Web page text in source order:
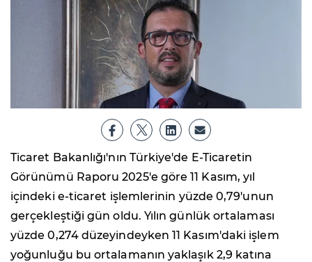
Ticaret Bakanlığı'nın Türkiye'de E-Ticaretin
Görünümü Raporu 2025'e göre 11 Kasım, yıl
içindeki e-ticaret işlemlerinin yüzde 0,79'unun
gerçekleştiği gün oldu. Yılın günlük ortalaması
yüzde 0,274 düzeyindeyken 11 Kasım'daki işlem
yoğunluğu bu ortalamanın yaklaşık 2,9 katına